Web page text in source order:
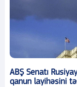
ABŞ Senatı
qanun layihəsini